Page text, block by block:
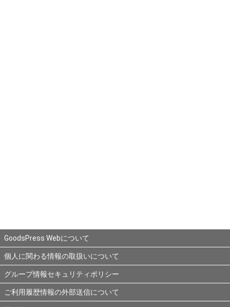
GoodsPress Webについて
個人に関わる情報の取扱いについて
グループ情報セキュリティポリシー
ご利用履歴情報の外部送信について